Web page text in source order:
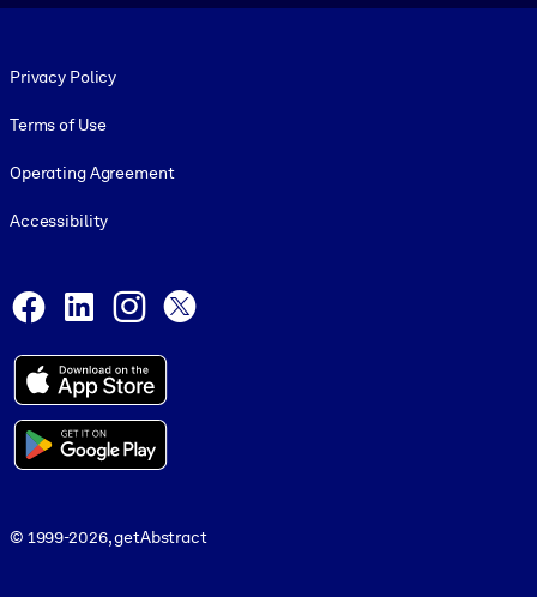
Privacy Policy
Terms of Use
Operating Agreement
Accessibility
Facebook
LinkedInInstagram
© 1999-2026, getAbstract